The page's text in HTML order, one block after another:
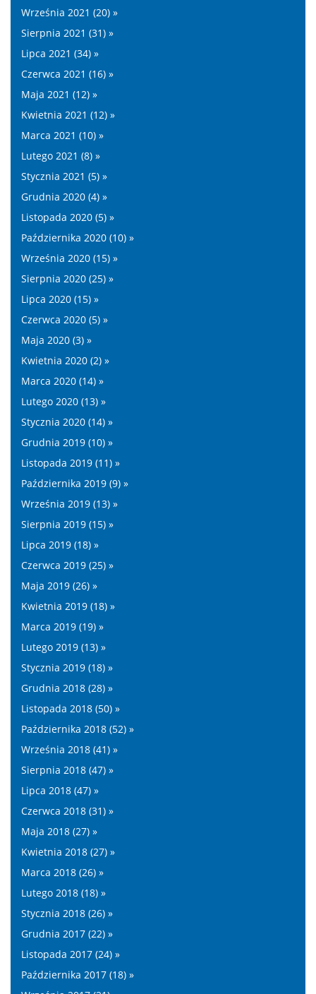
Września 2021 (20) »
Sierpnia 2021 (31) »
Lipca 2021 (34) »
Czerwca 2021 (16) »
Maja 2021 (12) »
Kwietnia 2021 (12) »
Marca 2021 (10) »
Lutego 2021 (8) »
Stycznia 2021 (5) »
Grudnia 2020 (4) »
Listopada 2020 (5) »
Października 2020 (10) »
Września 2020 (15) »
Sierpnia 2020 (25) »
Lipca 2020 (15) »
Czerwca 2020 (5) »
Maja 2020 (3) »
Kwietnia 2020 (2) »
Marca 2020 (14) »
Lutego 2020 (13) »
Stycznia 2020 (14) »
Grudnia 2019 (10) »
Listopada 2019 (11) »
Października 2019 (9) »
Września 2019 (13) »
Sierpnia 2019 (15) »
Lipca 2019 (18) »
Czerwca 2019 (25) »
Maja 2019 (26) »
Kwietnia 2019 (18) »
Marca 2019 (19) »
Lutego 2019 (13) »
Stycznia 2019 (18) »
Grudnia 2018 (28) »
Listopada 2018 (50) »
Października 2018 (52) »
Września 2018 (41) »
Sierpnia 2018 (47) »
Lipca 2018 (47) »
Czerwca 2018 (31) »
Maja 2018 (27) »
Kwietnia 2018 (27) »
Marca 2018 (26) »
Lutego 2018 (18) »
Stycznia 2018 (26) »
Grudnia 2017 (22) »
Listopada 2017 (24) »
Października 2017 (18) »